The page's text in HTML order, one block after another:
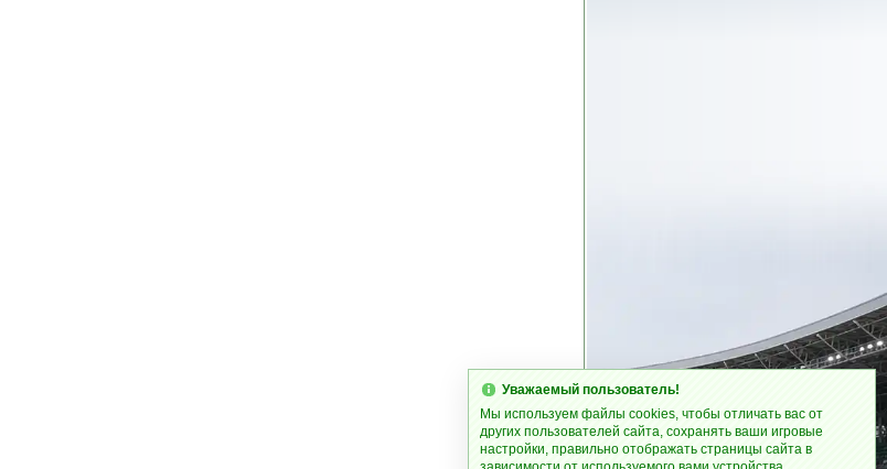
Уважаемый пользователь!
Мы используем файлы cookies, чтобы отличать вас от
других пользователей сайта, сохранять ваши игровые
настройки, правильно отображать страницы сайта в